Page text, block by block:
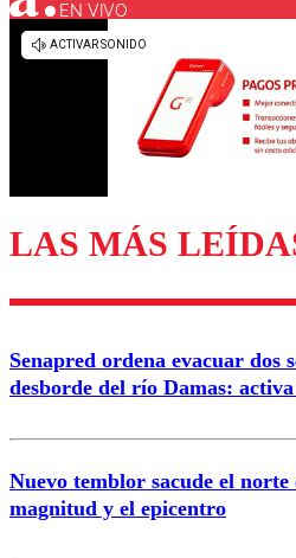
Los comentarios son
EN VIVO
LAS MÁS
Senapred ordena evacuar dos
desborde del río Damas:
Nuevo temblor sacude el
magnitud y el epicentro